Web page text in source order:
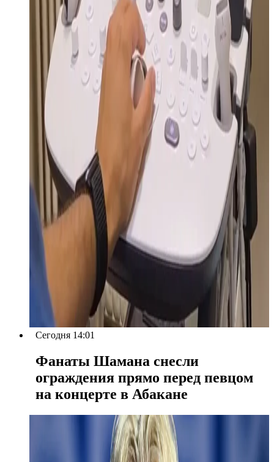
Сегодня 14:01
Фанаты Шамана снесли
ограждения прямо перед певцом
на концерте в Абакане